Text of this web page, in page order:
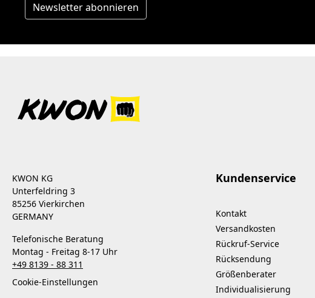
Newsletter abonnieren
KWON KG
Unterfeldring 3
85256 Vierkirchen
GERMANY
Telefonische Beratung
Montag - Freitag 8-17 Uhr
+49 8139 - 88 311
Cookie-Einstellungen
Kundenservice
Kontakt
Versandkosten
Rückruf-Service
Rücksendung
Größenberater
Individualisierung